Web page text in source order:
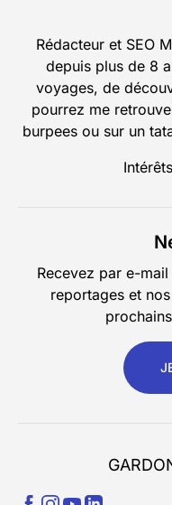
Rédacteur et SEO
depuis plus de 8
voyages, de
pourrez me
burpees ou sur un
Recevez par e-
reportages et